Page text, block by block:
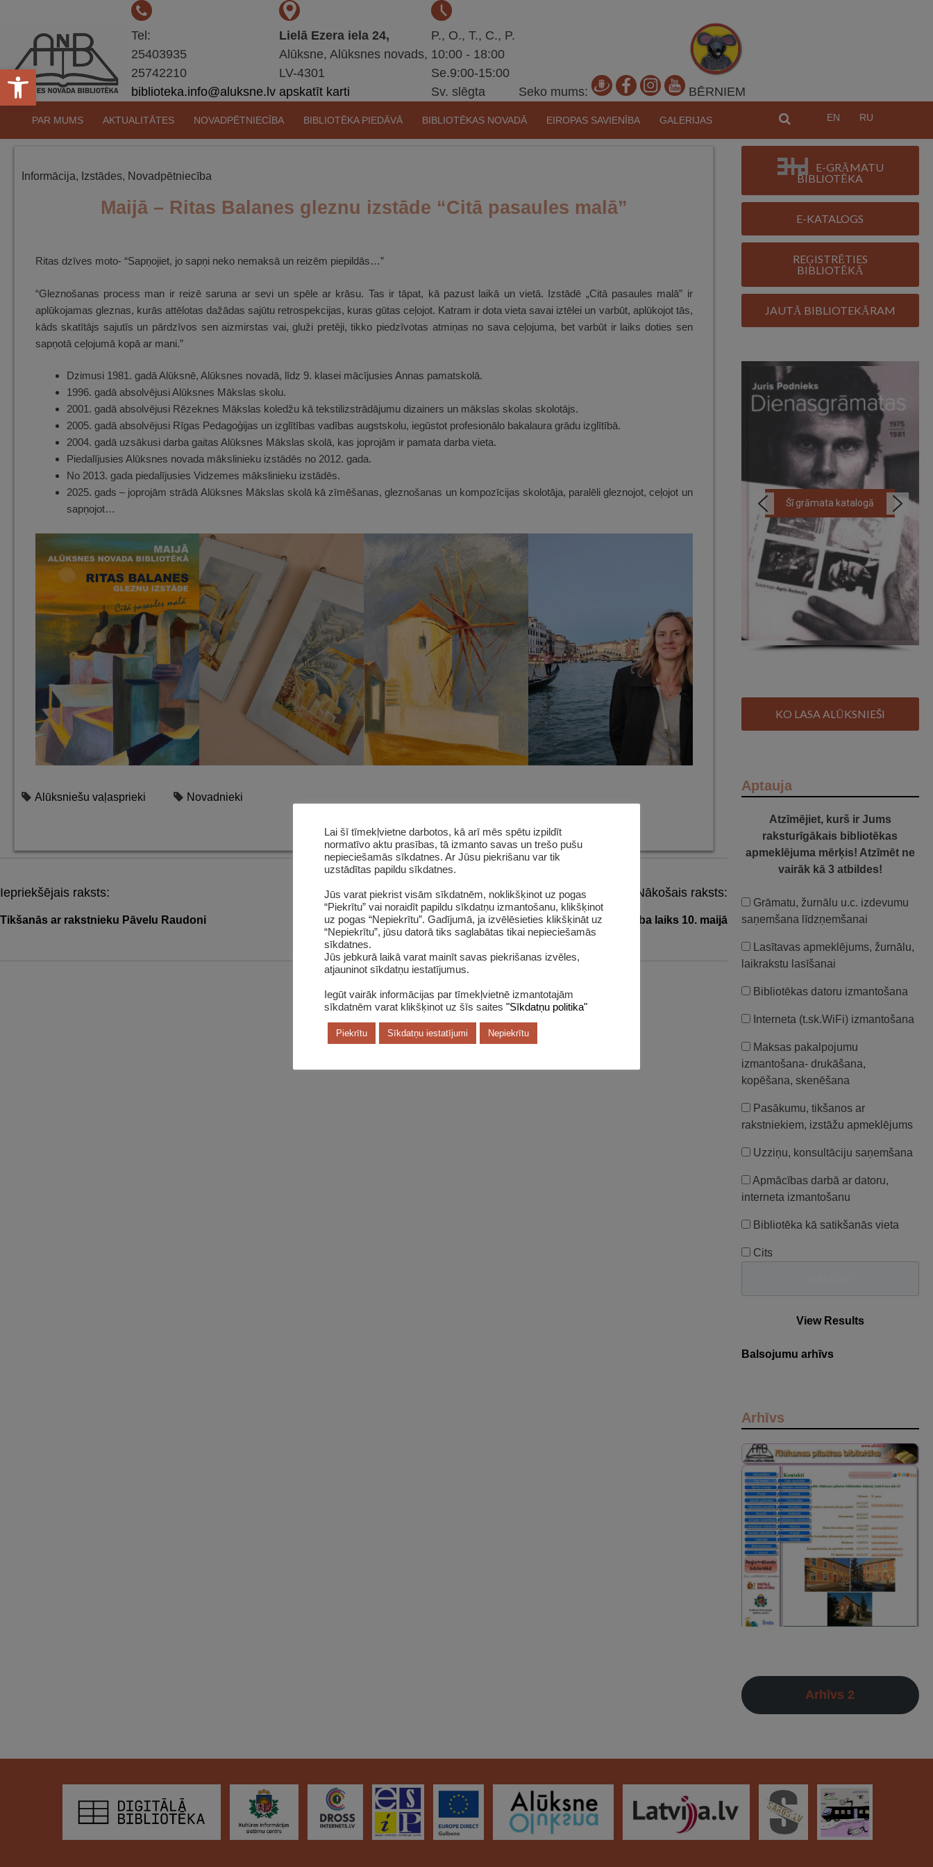
Open toolbar
Tel:
25403935
25742210
biblioteka.info@aluksne.lv
Lielā Ezera iela 24,
Alūksne, Alūksnes novads,
LV-4301
apskatīt karti
P., O., T., C., P.
10:00 - 18:00
Se.9:00-15:00
Sv. slēgta
Seko mums:
BĒRNIEM
Pāriet
saturu
EN RU
PAR MUMS AKTUALITĀTES NOVADPĒTNIECĪBA BIBLIOTĒKA PIEDĀVĀ BIBLIOTĒKAS NOVADĀ EIROPAS SAVIENĪBA GALERIJAS
Informācija, Izstādes, Novadpētniecība
Maijā – Ritas Balanes gleznu izstāde “Citā pasaules malā”
Ritas dzīves moto- “Sapņojiet, jo sapņi neko nemaksā un reizēm piepildās…”
“Gleznošanas process man ir reizē saruna ar sevi un spēle ar krāsu. Tas ir tāpat, kā pazust laikā un vietā. Izstādē „Citā pasaules malā” ir
aplūkojamas gleznas, kurās attēlotas dažādas sajūtu retrospekcijas, kuras gūtas ceļojot. Katram ir dota vieta savai iztēlei un varbūt, aplūkojot tās,
kāds skatītājs sajutīs un pārdzīvos sen aizmirstas vai, gluži pretēji, tikko piedzīvotas atmiņas no sava ceļojuma, bet varbūt ir laiks doties sen
sapņotā ceļojumā kopā ar mani.”
Dzimusi 1981. gadā Alūksnē, Alūksnes novadā, līdz 9. klasei mācījusies Annas pamatskolā.
1996. gadā absolvējusi Alūksnes Mākslas skolu.
2001. gadā absolvējusi Rēzeknes Mākslas koledžu kā tekstilizstrādājumu dizainers un mākslas skolas skolotājs.
2005. gadā absolvējusi Rīgas Pedagoģijas un izglītības vadības augstskolu, iegūstot profesionālo bakalaura grādu izglītībā.
2004. gadā uzsākusi darba gaitas Alūksnes Mākslas skolā, kas joprojām ir pamata darba vieta.
Piedalījusies Alūksnes novada mākslinieku izstādēs no 2012. gada.
No 2013. gada piedalījusies Vidzemes mākslinieku izstādēs.
2025. gads – joprojām strādā Alūksnes Mākslas skolā kā zīmēšanas, gleznošanas un kompozīcijas skolotāja, paralēli gleznojot, ceļojot un
sapņojot…
Alūksniešu vaļasprieki Novadnieki
Post
navigation
Iepriekšējais raksts:
Tikšanās ar rakstnieku Pāvelu Raudoni
Nākošais raksts:
Darba laiks 10. maijā
E-GRĀMATU
BIBLIOTĒKA
E-KATALOGS
REĢISTRĒTIES
BIBLIOTĒKĀ
JAUTĀ BIBLIOTEKĀRAM
Šī grāmata katalogā
KO LASA ALŪKSNIEŠI
Aptauja
Atzīmējiet, kurš ir Jums
raksturīgākais bibliotēkas
apmeklējuma mērķis! Atzīmēt ne
vairāk kā 3 atbildes!
Grāmatu, žurnālu u.c. izdevumu
saņemšana līdzņemšanai
Lasītavas apmeklējums, žurnālu,
laikrakstu lasīšanai
Bibliotēkas datoru izmantošana
Interneta (t.sk.WiFi) izmantošana
Maksas pakalpojumu
izmantošana- drukāšana,
kopēšana, skenēšana
Pasākumu, tikšanos ar
rakstniekiem, izstāžu apmeklējums
Uzziņu, konsultāciju saņemšana
Apmācības darbā ar datoru,
interneta izmantošanu
Bibliotēka kā satikšanās vieta
Cits
View Results
Balsojumu arhīvs
Arhīvs
Arhīvs 2
Lai šī tīmekļvietne darbotos, kā arī mēs spētu izpildīt
normatīvo aktu prasības, tā izmanto savas un trešo pušu
nepieciešamās sīkdatnes. Ar Jūsu piekrišanu var tik
uzstādītas papildu sīkdatnes.
Jūs varat piekrist visām sīkdatnēm, noklikšķinot uz pogas
“Piekrītu” vai noraidīt papildu sīkdatņu izmantošanu, klikšķinot
uz pogas “Nepiekrītu”. Gadījumā, ja izvēlēsieties klikšķināt uz
“Nepiekrītu”, jūsu datorā tiks saglabātas tikai nepieciešamās
sīkdatnes.
Jūs jebkurā laikā varat mainīt savas piekrišanas izvēles,
atjauninot sīkdatņu iestatījumus.
Iegūt vairāk informācijas par tīmekļvietnē izmantotajām
sīkdatnēm varat klikšķinot uz šīs saites "Sīkdatņu politika"
Piekrītu Sīkdatņu iestatījumi Nepiekrītu